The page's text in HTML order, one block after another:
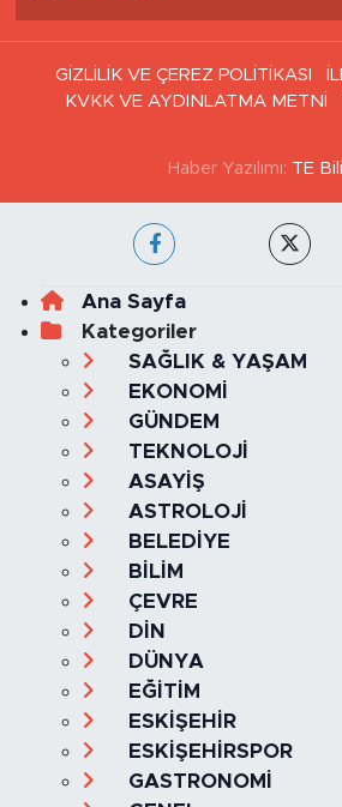
GİZLİLİK VE ÇEREZ POLİTİKASI
KVKK VE AYDINLATMA METNİ
Haber Yazılımı: TE
Ana Sayfa
Kategoriler
SAĞLIK & YAŞAM
EKONOMİ
GÜNDEM
TEKNOLOJİ
ASAYİŞ
ASTROLOJİ
BELEDİYE
BİLİM
ÇEVRE
DİN
DÜNYA
EĞİTİM
ESKİŞEHİR
ESKİŞEHİRSPOR
GASTRONOMİ